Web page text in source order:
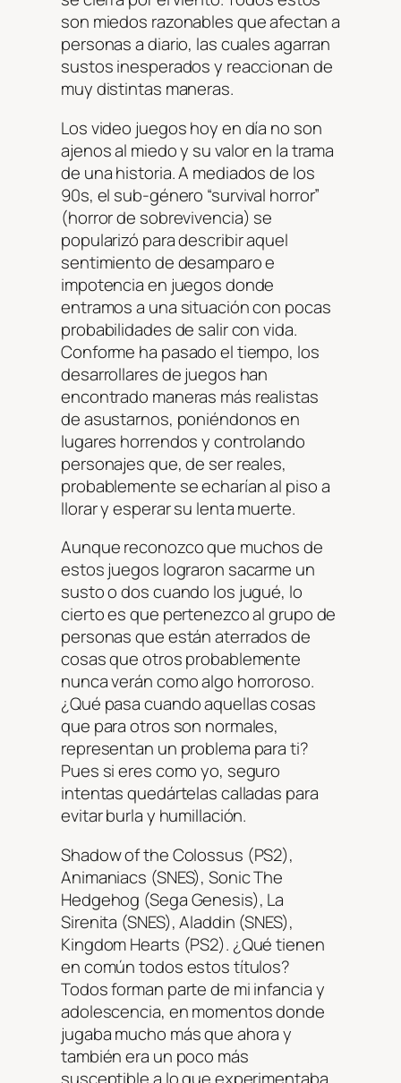
son miedos razonables que afectan a
personas a diario, las cuales agarran
sustos inesperados y reaccionan de
muy distintas maneras.
Los video juegos hoy en día no son
ajenos al miedo y su valor en la trama
de una historia. A mediados de los
90s, el sub-género “survival horror”
(horror de sobrevivencia) se
popularizó para describir aquel
sentimiento de desamparo e
impotencia en juegos donde
entramos a una situación con pocas
probabilidades de salir con vida.
Conforme ha pasado el tiempo, los
desarrollares de juegos han
encontrado maneras más realistas
de asustarnos, poniéndonos en
lugares horrendos y controlando
personajes que, de ser reales,
probablemente se echarían al piso a
llorar y esperar su lenta muerte.
Aunque reconozco que muchos de
estos juegos lograron sacarme un
susto o dos cuando los jugué, lo
cierto es que pertenezco al grupo de
personas que están aterrados de
cosas que otros probablemente
nunca verán como algo horroroso.
¿Qué pasa cuando aquellas cosas
que para otros son normales,
representan un problema para ti?
Pues si eres como yo, seguro
intentas quedártelas calladas para
evitar burla y humillación.
Shadow of the Colossus (PS2),
Animaniacs (SNES), Sonic The
Hedgehog (Sega Genesis), La
Sirenita (SNES), Aladdin (SNES),
Kingdom Hearts (PS2). ¿Qué tienen
en común todos estos títulos?
Todos forman parte de mi infancia y
adolescencia, en momentos donde
jugaba mucho más que ahora y
también era un poco más